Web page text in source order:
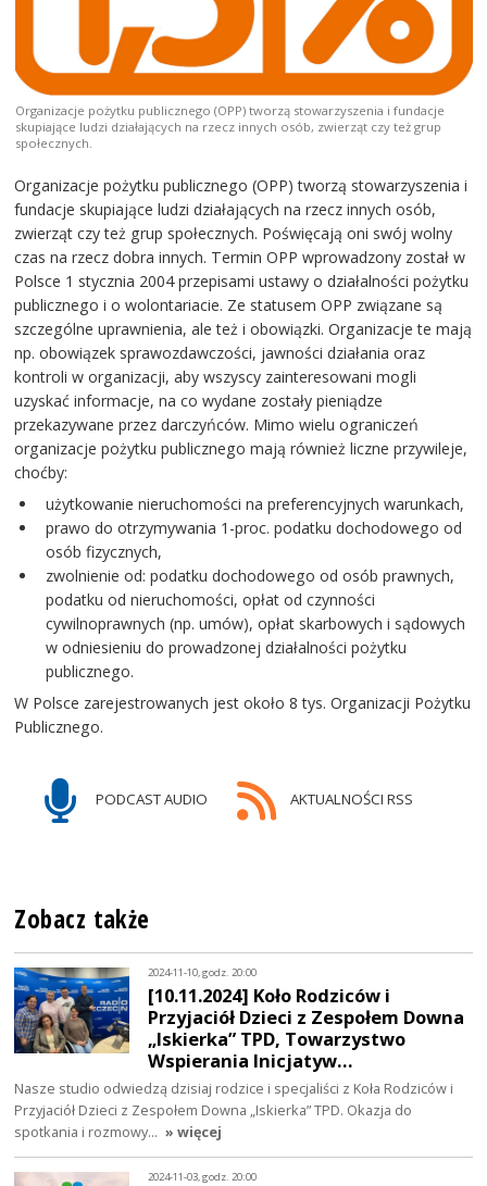
Organizacje pożytku publicznego (OPP) tworzą stowarzyszenia i fundacje
skupiające ludzi działających na rzecz innych osób, zwierząt czy też grup
społecznych.
Organizacje pożytku publicznego (OPP) tworzą stowarzyszenia i
fundacje skupiające ludzi działających na rzecz innych osób,
zwierząt czy też grup społecznych. Poświęcają oni swój wolny
czas na rzecz dobra innych. Termin OPP wprowadzony został w
Polsce 1 stycznia 2004 przepisami ustawy o działalności pożytku
publicznego i o wolontariacie. Ze statusem OPP związane są
szczególne uprawnienia, ale też i obowiązki. Organizacje te mają
np. obowiązek sprawozdawczości, jawności działania oraz
kontroli w organizacji, aby wszyscy zainteresowani mogli
uzyskać informacje, na co wydane zostały pieniądze
przekazywane przez darczyńców. Mimo wielu ograniczeń
organizacje pożytku publicznego mają również liczne przywileje,
choćby:
użytkowanie nieruchomości na preferencyjnych warunkach,
prawo do otrzymywania 1-proc. podatku dochodowego od
osób fizycznych,
zwolnienie od: podatku dochodowego od osób prawnych,
podatku od nieruchomości, opłat od czynności
cywilnoprawnych (np. umów), opłat skarbowych i sądowych
w odniesieniu do prowadzonej działalności pożytku
publicznego.
W Polsce zarejestrowanych jest około 8 tys. Organizacji Pożytku
Publicznego.
PODCAST AUDIO AKTUALNOŚCI RSS
Zobacz także
2024-11-10, godz. 20:00
[10.11.2024] Koło Rodziców i
Przyjaciół Dzieci z Zespołem Downa
„Iskierka” TPD, Towarzystwo
Wspierania Inicjatyw…
Nasze studio odwiedzą dzisiaj rodzice i specjaliści z Koła Rodziców i
Przyjaciół Dzieci z Zespołem Downa „Iskierka” TPD. Okazja do
spotkania i rozmowy… » więcej
2024-11-03, godz. 20:00